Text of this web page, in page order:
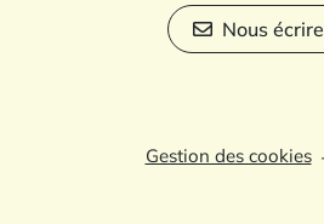
Nous écrire
Gestion des cookies